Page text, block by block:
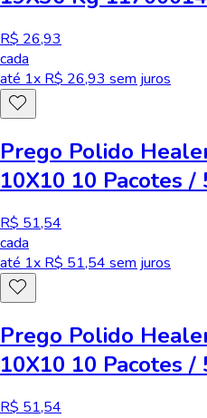
R$ 26,93
cada
até 1x R$ 26,93 sem juros
Prego Polido
10X10 10 Pacotes /
R$ 51,54
cada
até 1x R$ 51,54 sem juros
Prego Polido
10X10 10 Pacotes /
R$ 51,54